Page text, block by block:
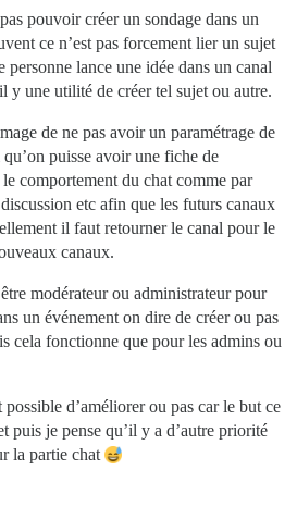
pouvoir créer un sondage dans un
ce n’est pas forcement lier un sujet
lance une idée dans un canal
y une utilité de créer tel sujet ou autre.
de ne pas avoir un paramétrage de
puisse avoir une fiche de
comportement du chat comme par
etc afin que les futurs canaux
il faut retourner le canal pour le
canaux.
modérateur ou administrateur pour
un événement on dire de créer ou pas
cela fonctionne que pour les admins ou
possible d’améliorer ou pas car le but ce
puis je pense qu’il y a d’autre priorité
la partie chat